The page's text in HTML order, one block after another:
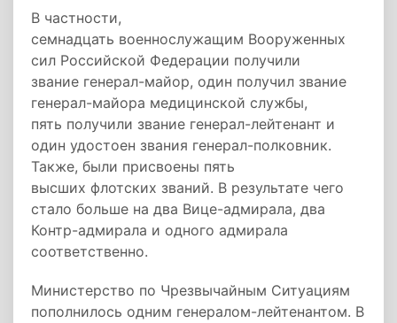
В частности,
семнадцать военнослужащим Вооруженных
сил Российской Федерации получили
звание генерал-майор, один получил звание
генерал-майора медицинской службы,
пять получили звание генерал-лейтенант и
один удостоен звания генерал-полковник.
Также, были присвоены пять
высших флотских званий. В результате чего
стало больше на два Вице-адмирала, два
Контр-адмирала и одного адмирала
соответственно.
Министерство по Чрезвычайным Ситуациям
пополнилось одним генералом-лейтенантом. В